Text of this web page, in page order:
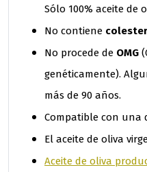
Sólo 100% aceite de
No contiene
No procede de OMG
genéticamente).
más de 90 años.
Compatible con una
El aceite de oliva
Aceite de oliva